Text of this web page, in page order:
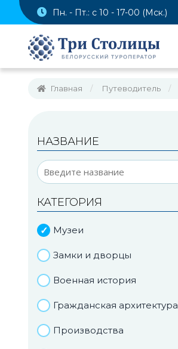
Пн. - Пт.: с 10 - 17-00 (Мск.)
Главная Путеводитель
НАЗВАНИЕ
КАТЕГОРИЯ
Музеи
Замки и дворцы
Военная история
Гражданская архитектура
Производства